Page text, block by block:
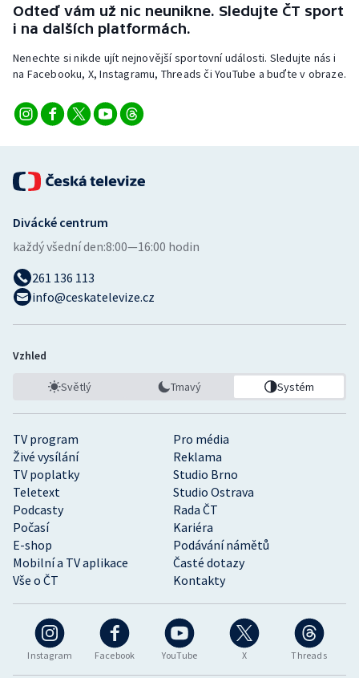
Triatlon
Volejbal
Odteď vám už nic neunikne. Sledujte ČT sport
i na dalších platformách.
Nenechte si nikde ujít nejnovější sportovní události. Sledujte nás i
na Facebooku, X, Instagramu, Threads či YouTube a buďte v obraze.
Instagram Facebook YouTube X Threads
TV program
Pro média
Živé vysílání
Reklama
TV poplatky
Studio Brno
Teletext
Studio Ostrava
Podcasty
Rada ČT
Počasí
Kariéra
E-shop
Podávání námětů
Mobilní a TV aplikace
Časté dotazy
Vše o ČT
Kontakty
Divácké centrum
každý všední den:8:00—16:00 hodin
261 136 113
info@ceskatelevize.cz
Vzhled
Světlý Tmavý Systém